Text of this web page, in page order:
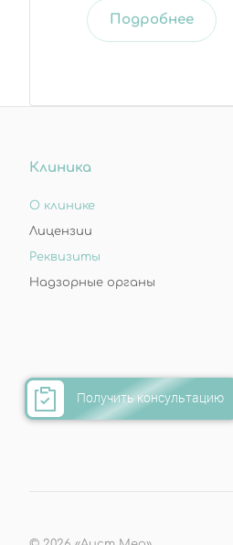
Подробнее
Клиника
О клинике
Лицензии
Реквизиты
Надзорные органы
Получить консультацию